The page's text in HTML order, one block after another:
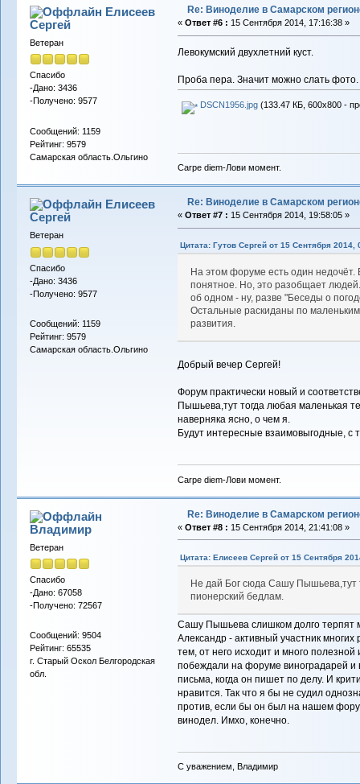
Елисеев
Сергей
Ветеран
Спасибо
-Дано: 3436
-Получено: 9577
Сообщений: 1159
Рейтинг: 9579
Самарская область.Ольгино
Re: Виноделие в Самарском
« Ответ #6 : 15 Сентября 2014, 17:16:38 »
Левокумский двухлетний куст.
Проба пера. Значит можно слать фото.
DSCN1956.jpg(133.47 КБ, 600x800 -
Carpe diem-Лови момент.
Елисеев
Сергей
Ветеран
Спасибо
-Дано: 3436
-Получено: 9577
Сообщений: 1159
Рейтинг: 9579
Самарская область.Ольгино
Re: Виноделие в Самарском
« Ответ #7 : 15 Сентября 2014, 19:58:05 »
Цитата: Гутов Сергей от 15 Сентября 2014,
На этом форуме есть один
понятное. Но, это разобщает
об одном - ну, разве "Беседы о
Остальные раскиданы по
развития.
Добрый вечер Сергей!
Форум практически новый и
Пышьева,тут тогда любая маленькая
наверняка ясно, о чем я.
Будут интересные взаимовыгодные, с
Carpe diem-Лови момент.
Владимиp
Ветеран
Спасибо
-Дано: 67058
-Получено: 72567
Сообщений: 9504
Рейтинг: 65535
г. Старый Оскол Белгородская
обл.
Re: Виноделие в Самарском
« Ответ #8 : 15 Сентября 2014, 21:41:08 »
Цитата: Елисеев Сергей от 15 Сентября
Не дай Бог сюда Сашу Пышьева,тут
пионерский бедлам.
Сашу Пышьева слишком долго терпят
Александр - активный участник
тем, от него исходит и много
побеждали на форуме виноградарей и
письма, когда он пишет по делу. И
нравится. Так что я бы не судил
против, если бы он был на нашем
винодел. Имхо, конечно.
С уважением, Владимир